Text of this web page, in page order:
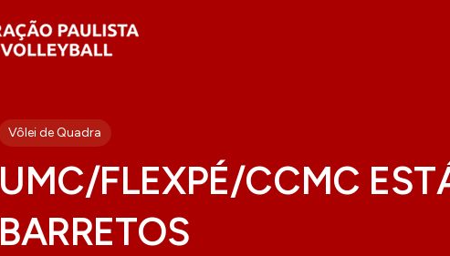
Vôlei de Quadra
UMC/FLEXPÉ/CCMC
BARRETOS